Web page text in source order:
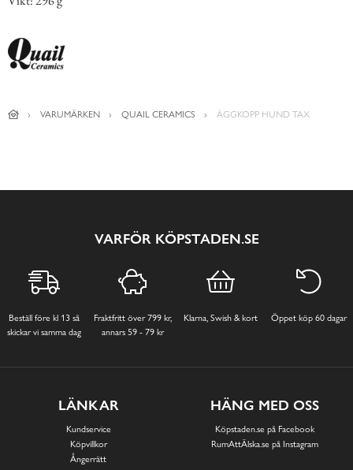
VARUMÄRKEN QUAIL CERAMICS ÄGGKOPP HUND TAX
VARFÖR KÖPSTADEN.SE
Beställ före kl 13 så
skickar vi samma dag
Fraktfritt över 799 kr,
annars 59 - 79 kr
Klarna, Swish & kort Öppet köp 60 dagar
LÄNKAR
Kundservice
Köpvillkor
Ångerrätt
HÄNG MED OSS
Köpstaden.se på Facebook
RumAttÄlska.se på Instagram